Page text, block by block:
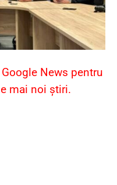
News pentru
mai noi știri.